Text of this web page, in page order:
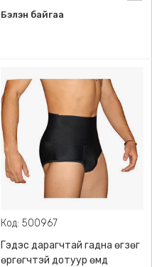
Бэлэн байгаа
Код: 500967
Гэдэс дарагчтай гадна өгзөг
өргөгчтэй дотуур өмд